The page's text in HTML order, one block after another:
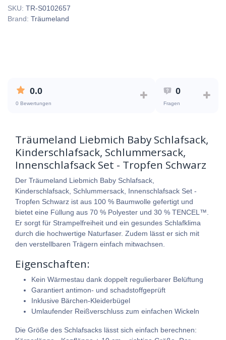
SKU: TR-S0102657
Brand: Träumeland
0.0
0 Bewertungen
0
Fragen
Träumeland Liebmich Baby Schlafsack,
Kinderschlafsack, Schlummersack,
Innenschlafsack Set - Tropfen Schwarz
Der Träumeland Liebmich Baby Schlafsack,
Kinderschlafsack, Schlummersack, Innenschlafsack Set -
Tropfen Schwarz ist aus 100 % Baumwolle gefertigt und
bietet eine Füllung aus 70 % Polyester und 30 % TENCEL™.
Er sorgt für Strampelfreiheit und ein gesundes Schlafklima
durch die hochwertige Naturfaser. Zudem lässt er sich mit
den verstellbaren Trägern einfach mitwachsen.
Eigenschaften:
Kein Wärmestau dank doppelt regulierbarer Belüftung
Garantiert antimon- und schadstoffgeprüft
Inklusive Bärchen-Kleiderbügel
Umlaufender Reißverschluss zum einfachen Wickeln
Die Größe des Schlafsacks lässt sich einfach berechnen: